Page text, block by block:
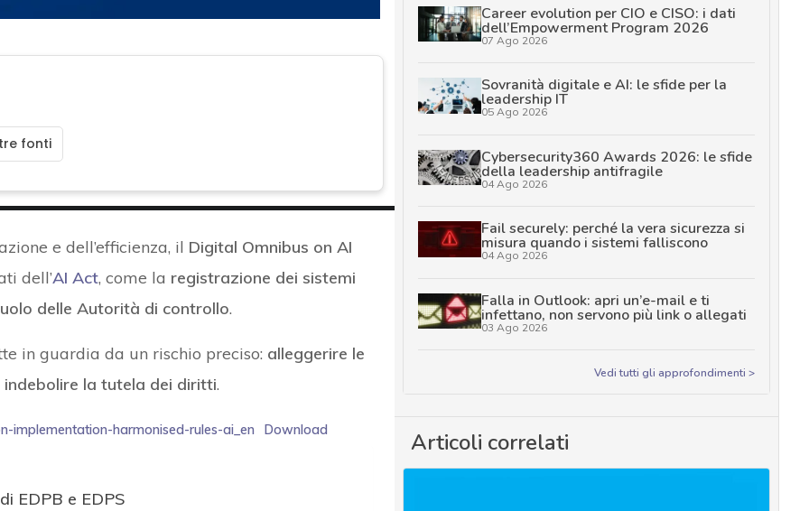
fonti
e dell’efficienza, il Digital Omnibus on AI
dell’AI Act, come la registrazione dei sistemi
delle Autorità di controllo.
in guardia da un rischio preciso: alleggerire le
la tutela dei diritti.
harmonised-rules-ai_en Download
EDPB e EDPS
Career evolution per CIO e CISO: i dati
dell’Empowerment Program 2026
07 Ago 2026
Sovranità digitale e AI: le sfide per la
leadership IT
05 Ago 2026
Cybersecurity360 Awards 2026: le sfide
della leadership antifragile
04 Ago 2026
Fail securely: perché la vera sicurezza si
misura quando i sistemi falliscono
04 Ago 2026
Falla in Outlook: apri un’e-mail e ti
infettano, non servono più link o allegati
03 Ago 2026
Vedi tutti gli approfondimenti >
Articoli correlati